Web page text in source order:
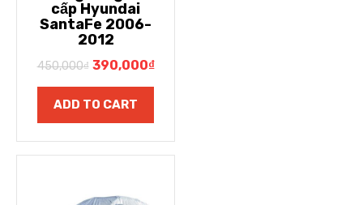
cấp Hyundai
SantaFe 2006-
2012
450,000₫ 390,000₫
ADD TO CART